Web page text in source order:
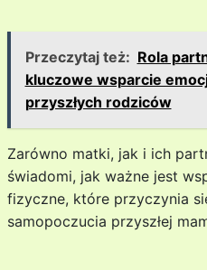
Przeczytaj też: Rola
kluczowe wsparcie
przyszłych rodziców
Zarówno matki, jak i ich
świadomi, jak ważne jest
fizyczne, które przyczynia
samopoczucia przyszłej